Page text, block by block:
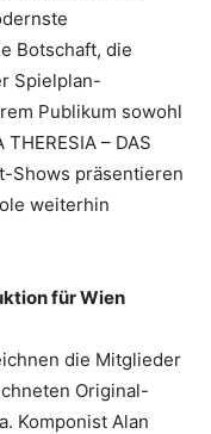
Botschaft, die
Spielplan-
Publikum sowohl
– DAS
Shows präsentieren
weiterhin
für Wien
die Mitglieder
Original-
Komponist Alan